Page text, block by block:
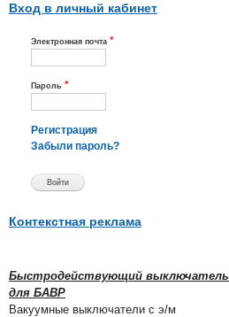
Вход в личный кабинет
Электронная почта *
Пароль *
Регистрация
Забыли пароль?
Контекстная реклама
Быстродействующий выключатель
для БАВР
Вакуумные выключатели с э/м